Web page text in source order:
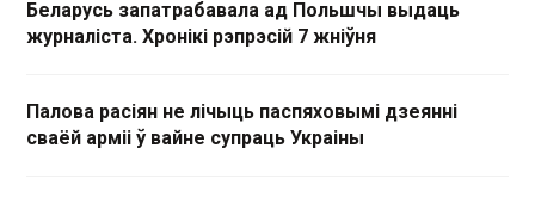
Беларусь запатрабавала ад Польшчы выдаць
журналіста. Хронікі рэпрэсій 7 жніўня
Палова расіян не лічыць паспяховымі дзеянні
сваёй арміі ў вайне супраць Украіны